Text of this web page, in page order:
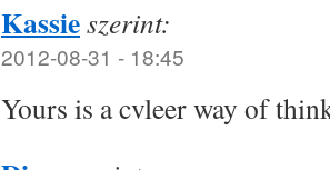
Kassieszerint:
2012-08-31 - 18:45
Yours is a cvleer way of